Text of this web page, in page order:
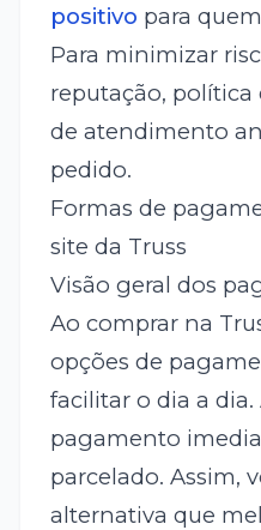
positivo para
Para minimizar
reputação, política
de atendimento
pedido.
Formas de
site da Truss
Visão geral dos
Ao comprar na
opções de
facilitar o dia a
pagamento
parcelado. Assim,
alternativa que